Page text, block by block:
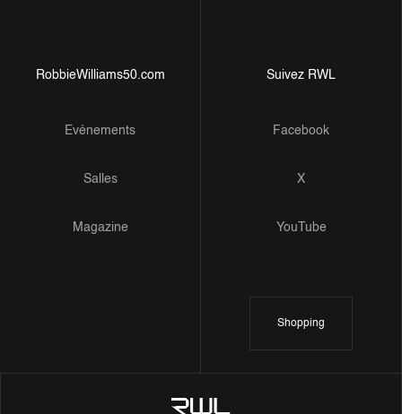
RobbieWilliams50.com
Evénements
Salles
Magazine
Suivez RWL
Facebook
X
YouTube
Shopping